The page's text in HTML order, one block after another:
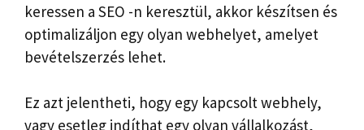
keressen a SEO -n keresztül, akkor készítsen és
optimalizáljon egy olyan webhelyet, amelyet
bevételszerzés lehet.
Ez azt jelentheti, hogy egy kapcsolt webhely,
vagy esetleg indíthat egy olyan vállalkozást,